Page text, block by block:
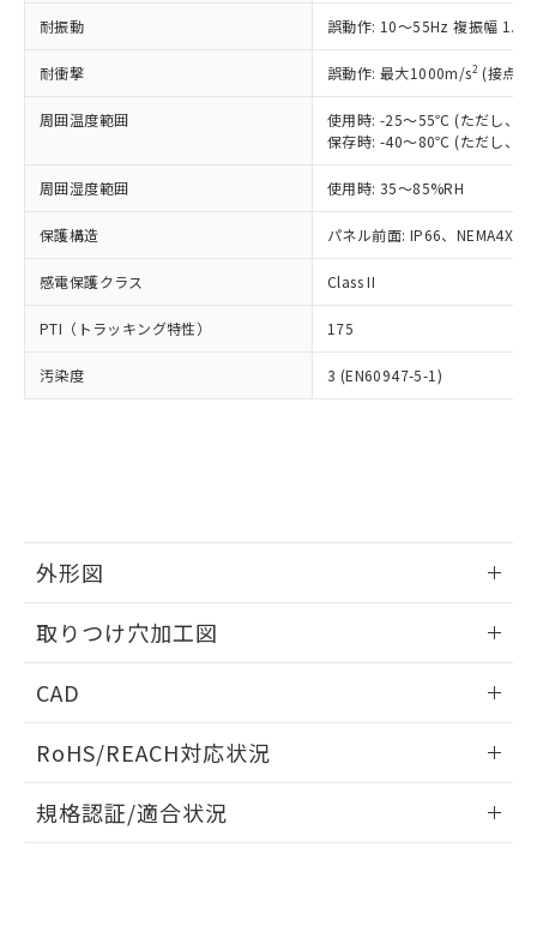
耐振動 誤動作: 10～55Hz 複振幅
耐衝撃 誤動作: 最大1000m/s2 (接点
周囲温度範囲
使用時: -25～55℃ (ただし、氷
保存時: -40～80℃ (ただし、氷
周囲湿度範囲 使用時: 35～85%RH
保護構造 パネル前面: IP66、NEMA4X,
感電保護クラス Class II
PTI（トラッキング特性） 175
汚染度 3 (EN60947-5-1)
外形図
取りつけ穴加工図
CAD
ドすることができます。
ログイン/会員登録
RoHS/REACH対応状況
EU RoHS 注意事項・凡例
規格認証/適合状況
正式な納期状況および標準価格はお客
様のお取引先、またはお客様担当のオ
ムロン制御機器販売店・当社販売員に
オムロン制御機器販売店や当社販売拠
販売ネットワーク
」をご確認
在庫状況および標準価格結果を当社の
示しないようお願いします。
マイパーツ機能（部品リスト作成サー
ビス）をご利用いただくには、I-Web
メンバーズにご登録されている必要が
お客様が当ウェブサイト上で当社にご
登録された部品リストについて、当社
の共同利用に関して"
の「1.共同利
指します。
ルベンジル（BBP） 1000ppm以下、フタル酸ジブチル
（DBP） 1000ppm以下、フタル酸ジイソブチル
但し、RoHS指令で産業用監視および制御機器に対する
フタル酸エステル類の４物質については閾値を超える意
図的な使用がないことを確認しています。
部品在庫の切り替え状況などにより、予定
月が前後することがあります。
※3 非含有証明書ダウンロード
51物質の非含有証明書（当社基準）
※本証明書は発行日時点で非含有を証明す
るもので、過去に遡って非含有を証明する
また、RoHS指令のフタル酸エステル類４
物質の対応では、対応完了までの期間は出
既に当社にて対応品への在庫切替を完了
していることから、特段のことがない限
り、2022年1月12日より割愛しておりま
す。
DBP(フタル酸ジブチル) : 1000ppm、 DIBP(フタル酸ジ
イソブチル) : 1000ppm、 BBP(フタル酸ブチルベンジ
「ｅ」：有害物質（10物質）のすべてが基
準値以下であることを示します。
「10」：通常の使用状況下において有害物
質が外部に漏えいし、環境に深刻な影響を
及ぼさない年数を意味します。
「－」：未確認です。当社販売部門へお問
全に破砕するなど、違法に輸出されな
いよう必要な手段を講じます。
当社は貴社製品を、核兵器、ミサイ
ル、化学兵器、生物兵器またはその他
武器並びにこれらの製造装置等に一切
当社は、貴社製品を第三者に販売する
場合は、上記1、2および3の内容を当
該第三者に通知します。また当社は、
販売先および販売に係わる関係者が違
法に輸出するおそれがある場合は、取
－
在庫なし(最新の在庫状況につ
いては、お客様のお取引先、ま
たはお客様担当のオムロン制御
機器販売店・当社販売員にご確
空
受注生産機種、また在庫状況の
情報を公開していない機種